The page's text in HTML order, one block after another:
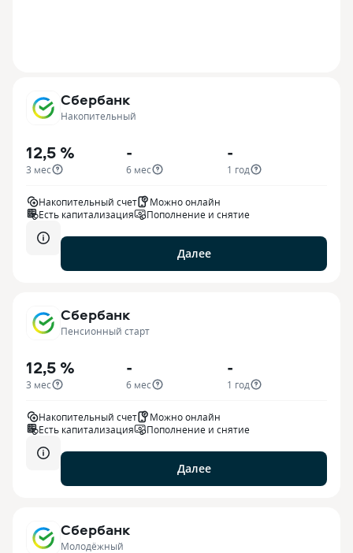
Сбербанк
Накопительный
12,5 %
3 мес
-
6 мес
-
1 год
Накопительный счет
Можно онлайн
Есть капитализация
Пополнение и снятие
Далее
Сбербанк
Пенсионный старт
12,5 %
3 мес
-
6 мес
-
1 год
Накопительный счет
Можно онлайн
Есть капитализация
Пополнение и снятие
Далее
Сбербанк
Молодёжный